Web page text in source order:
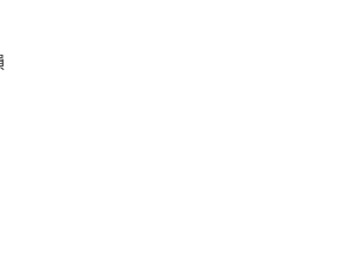
收到商品之後才付款」的支付方式。 讓您購物簡單